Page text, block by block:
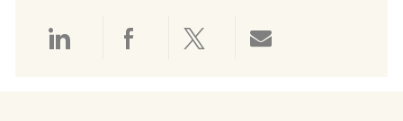
Über LinkedIn teilen
Über Facebook teilen
Über Twitter teilen